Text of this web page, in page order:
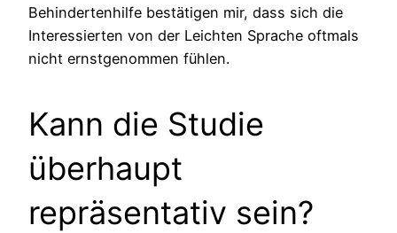
Behindertenhilfe bestätigen mir, dass sich die
Interessierten von der Leichten Sprache oftmals
nicht ernstgenommen fühlen.
Kann die Studie
überhaupt
repräsentativ sein?